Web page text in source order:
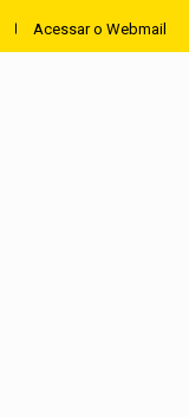
Acessar o Webmail